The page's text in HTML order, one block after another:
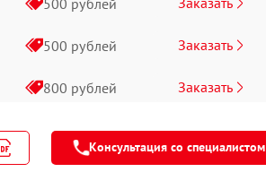
500 рублей Заказать
800 рублей Заказать
1100 рублей Заказать
Консультация со специалистом